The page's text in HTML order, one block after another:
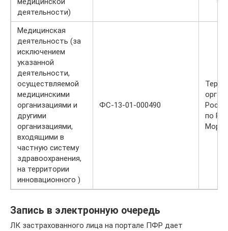
деятельности)
Медицинская
деятельность (за
исключением
указанной
деятельности,
осуществляемой
медицинскими
организациями и
другими
организациями,
входящими в
частную систему
здравоохранения,
на территории
инновационного )
ФС-13-01-000490
орган
по
Запись в электронную очередь
ЛК застрахованного лица на портале ПФР дает